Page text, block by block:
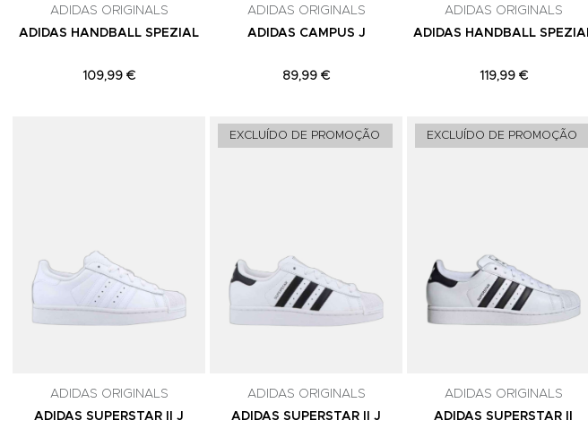
ADIDAS ORIGINALS
ADIDAS HANDBALL SPEZIAL
109,99 €
ADIDAS ORIGINALS
ADIDAS CAMPUS J
89,99 €
ADIDAS ORIGINALS
ADIDAS HANDBALL
119,99 €
Adicionar aos Favoritos
ADIDAS ORIGINALS
ADIDAS SUPERSTAR II J
EXCLUÍDO DE PROMOÇÃO Adicionar aos Favoritos
ADIDAS ORIGINALS
ADIDAS SUPERSTAR II J
EXCLUÍDO DE PROMOÇÃO
ADIDAS ORIGINALS
ADIDAS SUPERSTAR II